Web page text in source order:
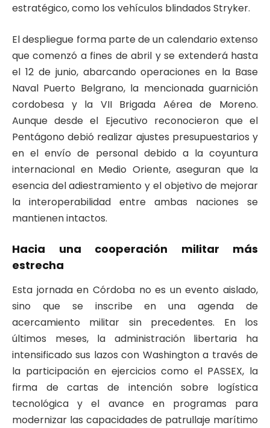
estratégico, como los vehículos blindados Stryker.
El despliegue forma parte de un calendario extenso
que comenzó a fines de abril y se extenderá hasta
el 12 de junio, abarcando operaciones en la Base
Naval Puerto Belgrano, la mencionada guarnición
cordobesa y la VII Brigada Aérea de Moreno.
Aunque desde el Ejecutivo reconocieron que el
Pentágono debió realizar ajustes presupuestarios y
en el envío de personal debido a la coyuntura
internacional en Medio Oriente, aseguran que la
esencia del adiestramiento y el objetivo de mejorar
la interoperabilidad entre ambas naciones se
mantienen intactos.
Hacia una cooperación militar más
estrecha
Esta jornada en Córdoba no es un evento aislado,
sino que se inscribe en una agenda de
acercamiento militar sin precedentes. En los
últimos meses, la administración libertaria ha
intensificado sus lazos con Washington a través de
la participación en ejercicios como el PASSEX, la
firma de cartas de intención sobre logística
tecnológica y el avance en programas para
modernizar las capacidades de patrullaje marítimo